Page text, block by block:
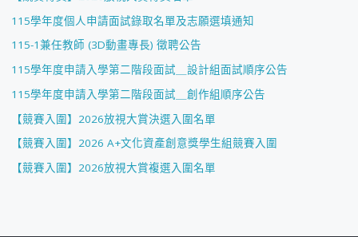
115學年度個人申請面試錄取名單及志願選填通知
115-1兼任教師 (3D動畫專長) 徵聘公告
115學年度申請入學第二階段面試＿設計組面試順序公告
115學年度申請入學第二階段面試＿創作組順序公告
【競賽入圍】2026放視大賞決選入圍名單
【競賽入圍】2026 A+文化資產創意獎學生組競賽入圍
【競賽入圍】2026放視大賞複選入圍名單